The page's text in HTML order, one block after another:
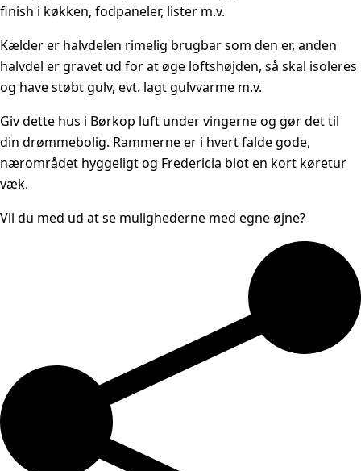
finish i køkken, fodpaneler, lister m.v.
Kælder er halvdelen rimelig brugbar som den er, anden
halvdel er gravet ud for at øge loftshøjden, så skal isoleres
og have støbt gulv, evt. lagt gulvvarme m.v.
Giv dette hus i Børkop luft under vingerne og gør det til
din drømmebolig. Rammerne er i hvert falde gode,
nærområdet hyggeligt og Fredericia blot en kort køretur
væk.
Vil du med ud at se mulighederne med egne øjne?